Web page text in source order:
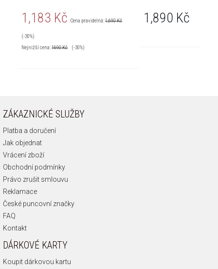
1,183 Kč Cena pravidelná:1,690 Kč
(-30%)
Nejnižší cena:1690Kč (-30%)
1,890 Kč
ZÁKAZNICKÉ SLUŽBY
Platba a doručení
Jak objednat
Vrácení zboží
Obchodní podmínky
Právo zrušit smlouvu
Reklamace
České puncovní značky
FAQ
Kontakt
DÁRKOVÉ KARTY
Koupit dárkovou kartu